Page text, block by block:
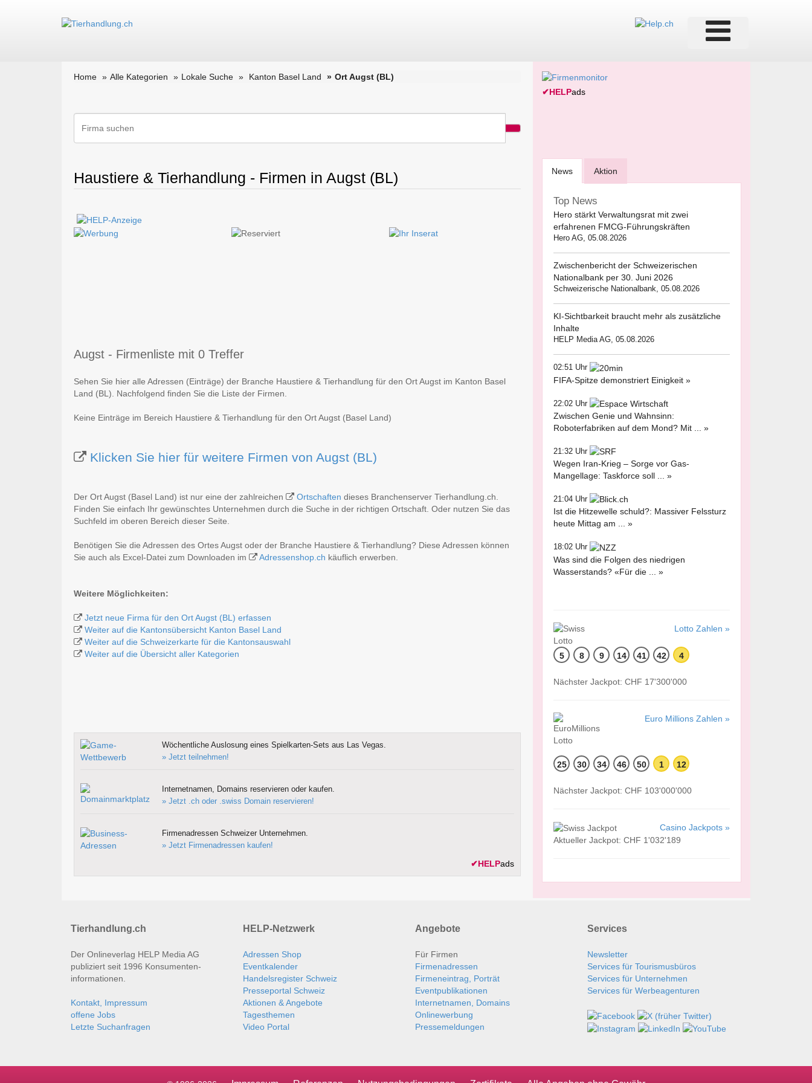
Home Alle Kategorien Lokale Suche Kanton Basel Land Ort Augst (BL)
Haustiere & Tierhandlung - Firmen in Augst (BL)
Augst - Firmenliste mit 0 Treffer
Sehen Sie hier alle Adressen (Einträge) der Branche Haustiere & Tierhandlung für den Ort Augst im Kanton Basel
Land (BL). Nachfolgend finden Sie die Liste der Firmen.
Keine Einträge im Bereich Haustiere & Tierhandlung für den Ort Augst (Basel Land)
Klicken Sie hier für weitere Firmen von Augst (BL)
Der Ort Augst (Basel Land) ist nur eine der zahlreichen Ortschaften dieses Branchenserver Tierhandlung.ch.
Finden Sie einfach Ihr gewünschtes Unternehmen durch die Suche in der richtigen Ortschaft. Oder nutzen Sie das
Suchfeld im oberen Bereich dieser Seite.
Benötigen Sie die Adressen des Ortes Augst oder der Branche Haustiere & Tierhandlung? Diese Adressen können
Sie auch als Excel-Datei zum Downloaden im
Adressenshop.ch käuflich erwerben.
Weitere Möglichkeiten:
Jetzt neue Firma für den Ort Augst (BL) erfassen
Weiter auf die Kantonsübersicht Kanton Basel Land
Weiter auf die Schweizerkarte für die Kantonsauswahl
Weiter auf die Übersicht aller Kategorien
Wöchentliche Auslosung eines Spielkarten-Sets aus Las Vegas.
» Jetzt teilnehmen!
Internetnamen, Domains reservieren oder kaufen.
» Jetzt .ch oder .swiss Domain reservieren!
Firmenadressen Schweizer Unternehmen.
» Jetzt Firmenadressen kaufen!
✔HELPads
✔HELPads
News Aktion
Top News
Hero stärkt Verwaltungsrat mit zwei
erfahrenen FMCG-Führungskräften
Hero AG, 05.08.2026
Zwischenbericht der Schweizerischen
Nationalbank per 30. Juni 2026
Schweizerische Nationalbank, 05.08.2026
KI-Sichtbarkeit braucht mehr als zusätzliche
Inhalte
HELP Media AG, 05.08.2026
02:51 Uhr
FIFA-Spitze demonstriert Einigkeit »
22:02 Uhr
Zwischen Genie und Wahnsinn:
Roboterfabriken auf dem Mond? Mit ... »
21:32 Uhr
Wegen Iran-Krieg – Sorge vor Gas-
Mangellage: Taskforce soll ... »
21:04 Uhr
Ist die Hitzewelle schuld?: Massiver Felssturz
heute Mittag am ... »
18:02 Uhr
Was sind die Folgen des niedrigen
Wasserstands? «Für die ... »
Lotto Zahlen »
5 8 9 14 41 42 4
Nächster Jackpot: CHF 17'300'000
Euro Millions Zahlen »
25 30 34 46 50 1 12
Nächster Jackpot: CHF 103'000'000
Casino Jackpots »
Aktueller Jackpot: CHF 1'032'189
Tierhandlung.ch
Der Onlineverlag HELP Media AG
publiziert seit 1996 Konsumenten­
informationen.
Kontakt, Impressum
offene Jobs
Letzte Suchanfragen
HELP-Netzwerk
Adressen Shop
Eventkalender
Handelsregister Schweiz
Presseportal Schweiz
Aktionen & Angebote
Tagesthemen
Video Portal
Angebote
Für Firmen
Firmenadressen
Firmeneintrag, Porträt
Eventpublikationen
Internetnamen, Domains
Onlinewerbung
Pressemeldungen
Services
Newsletter
Services für Tourismusbüros
Services für Unternehmen
Services für Werbeagenturen